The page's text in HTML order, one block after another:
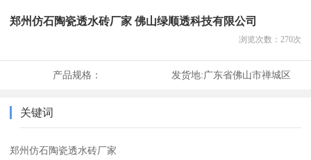
郑州仿石陶瓷透水砖厂家 佛山绿顺透科技有限公司
浏览次数： 270次
产品规格： 发货地:广东省佛山市禅城区
关键词
郑州仿石陶瓷透水砖厂家